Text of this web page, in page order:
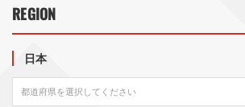
REGION
日本